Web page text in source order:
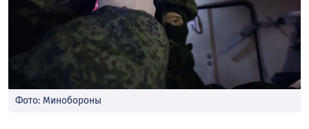
Фото: Минобороны